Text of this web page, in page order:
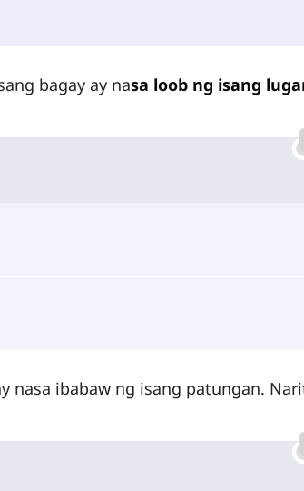
bagay ay nasa loob ng isang
nasa ibabaw ng isang patungan.